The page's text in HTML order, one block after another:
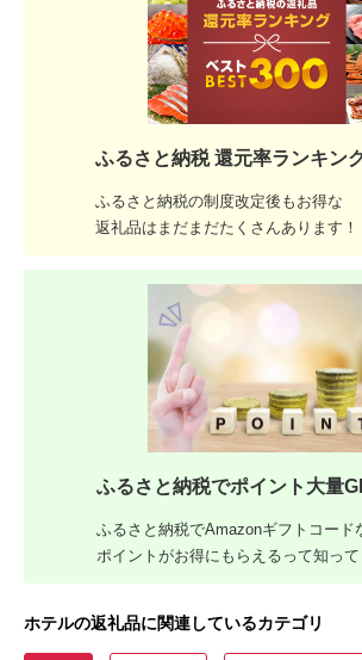
ふるさと納税 還元率ランキン
ふるさと納税の制度改定後もお得な
返礼品はまだまだたくさんあります！
ふるさと納税でポイント大量
ふるさと納税でAmazonギフトコード
ポイントがお得にもらえるって知って
ホテルの返礼品に関連しているカテゴリ